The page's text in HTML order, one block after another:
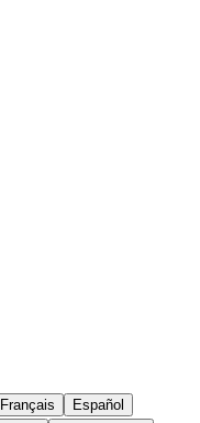
Français
Español